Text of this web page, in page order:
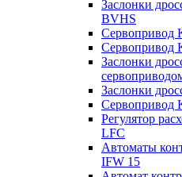
Заслонки
BVHS
Сервопривод
Сервопривод
Заслонки
Заслонки
Cервопривод
Регулятор
LFC
Автоматы
IFW 15